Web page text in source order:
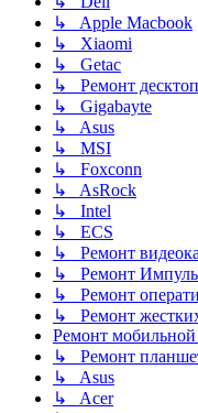
↳ Apple Macbook
↳ Xiaomi
↳ Getac
↳ Ремонт
↳ Gigabayte
↳ Asus
↳ MSI
↳ Foxconn
↳ AsRock
↳ Intel
↳ ECS
↳ Ремонт
↳ Ремонт
↳ Ремонт
↳ Ремонт
Ремонт мобильной
↳ Ремонт
↳ Asus
↳ Acer